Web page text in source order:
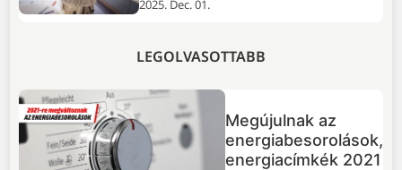
2025. Nov. 25.
LEGOLVASOTTABB
Megújulnak az
energiabesorolások,
energiacímkék 2021